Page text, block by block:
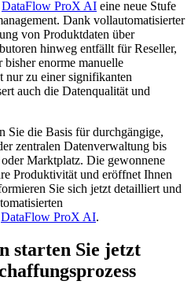
DataFlow ProX AI eine neue Stufe
Dank vollautomatisierter
von Produktdaten über
hinweg entfällt für Reseller,
enorme manuelle
nur zu einer signifikanten
auch die Datenqualität und
die Basis für durchgängige,
zentralen Datenverwaltung bis
Marktplatz. Die gewonnene
Produktivität und eröffnet Ihnen
Sie sich jetzt detailliert und
DataFlow ProX AI.
starten Sie jetzt